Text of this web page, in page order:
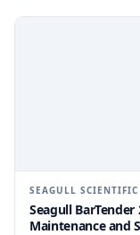
SEAGULL SCIENTIFIC
Seagull
Maintenance and